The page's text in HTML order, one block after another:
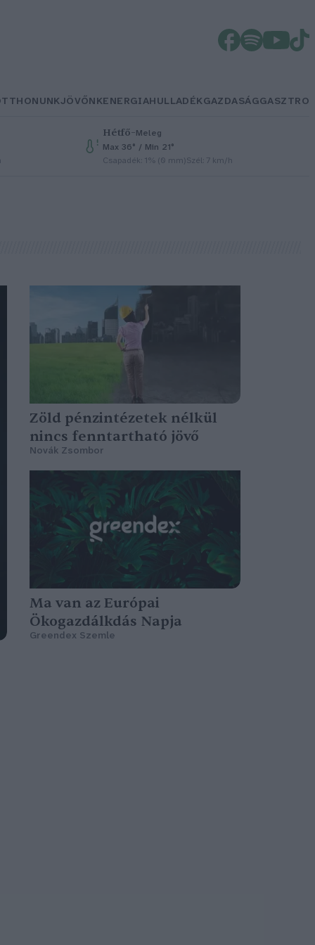
JÖVŐNKENERGIAHULLADÉKGAZDASÁGGASZTRO
Hétfő–Meleg
Max 36° / Min 21°
Csapadék: 1% (0 mm)Szél: 7 km/h
Zöld pénzintézetek nélkül
nincs fenntartható jövő
Novák Zsombor
Ma van az Európai
Ökogazdálkdás Napja
Greendex Szemle